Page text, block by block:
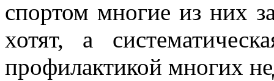
спортом многие из них
хотят, а
профилактикой многих